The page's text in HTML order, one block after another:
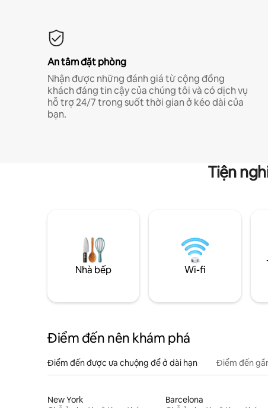
An tâm đặt phòng
Nhận được những đánh giá từ cộng đồng
khách đáng tin cậy của chúng tôi và có dịch vụ
hỗ trợ 24/7 trong suốt thời gian ở kéo dài của
bạn.
Tiện
Nhà bếp Wi-fi
Điểm đến nên khám phá
Điểm đến được ưa chuộng để ở dài hạn Điểm đến
New York
Barcelona